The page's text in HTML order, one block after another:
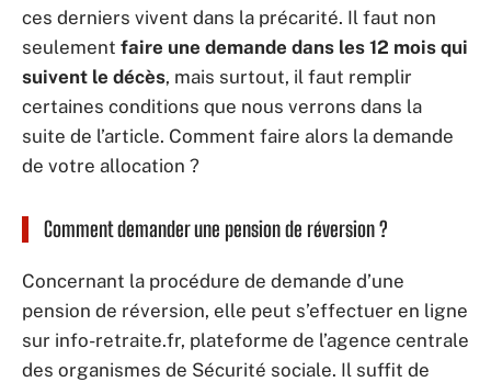
ces derniers vivent dans la précarité. Il faut non
seulement faire une demande dans les 12 mois qui
suivent le décès, mais surtout, il faut remplir
certaines conditions que nous verrons dans la
suite de l’article. Comment faire alors la demande
de votre allocation ?
Comment demander une pension de réversion ?
Concernant la procédure de demande d’une
pension de réversion, elle peut s’effectuer en ligne
sur info-retraite.fr, plateforme de l’agence centrale
des organismes de Sécurité sociale. Il suffit de